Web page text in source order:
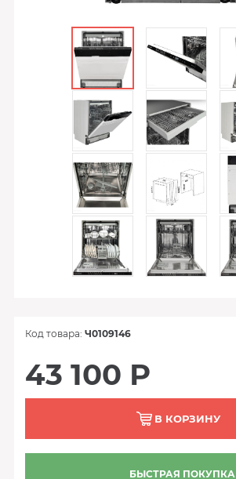
Код товара: Ч0109146
43 100 Р
В КОРЗИНУ
БЫСТРАЯ ПОКУПКА